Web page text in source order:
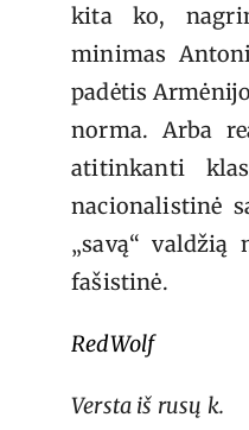
kita ko,
minimas
padėtis
norma. Arba
atitinkanti
nacionalistinė
„savą“
fašistinė.
RedWolf
Versta iš rusų k.